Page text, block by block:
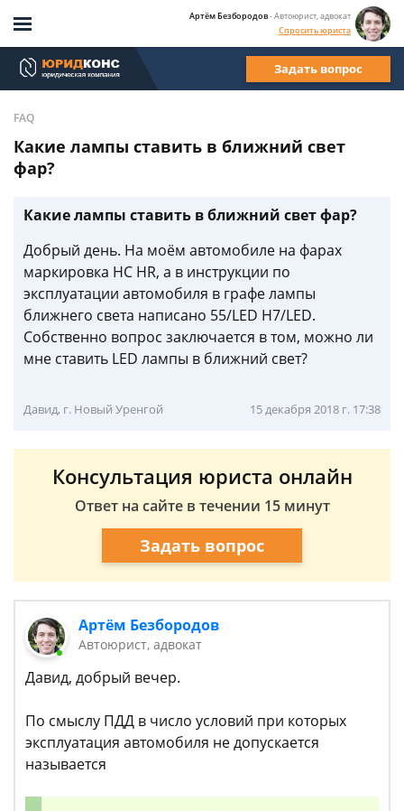
Артём Безбородов- Автоюрист, адвокат
Спросить юриста
Задать вопрос
FAQ
Какие лампы ставить в ближний свет
фар?
Какие лампы ставить в ближний свет фар?
Добрый день. На моём автомобиле на фарах
маркировка HC HR, а в инструкции по
эксплуатации автомобиля в графе лампы
ближнего света написано 55/LED H7/LED.
Собственно вопрос заключается в том, можно ли
мне ставить LED лампы в ближний свет?
Давид, г. Новый Уренгой 15 декабря 2018 г. 17:38
Консультация юриста онлайн
Ответ на сайте в течении 15 минут
Задать вопрос
Артём Безбородов
Автоюрист, адвокат
Давид, добрый вечер.
По смыслу ПДД в число условий при которых
эксплуатация автомобиля не допускается
называется